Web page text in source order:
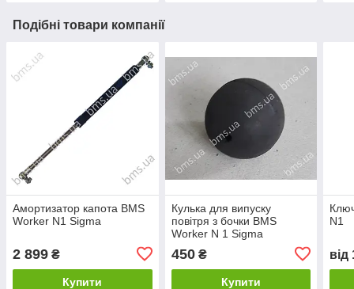
Подібні товари компанії
Амортизатор капота BMS
Worker N1 Sigma
2 899 ₴
Купити
Кулька для випуску
повітря з бочки BMS
Worker N 1 Sigma
450₴
Купити
N1
від